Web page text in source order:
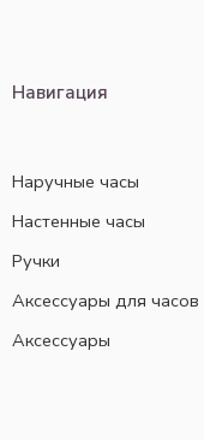
Навигация
Наручные часы
Настенные часы
Ручки
Аксессуары для часов
Аксессуары